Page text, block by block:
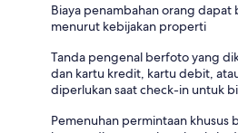
Biaya penambahan orang
menurut kebijakan properti
Tanda pengenal berfoto yang
dan kartu kredit, kartu debit,
diperlukan saat check-in untuk
Pemenuhan permintaan khusus